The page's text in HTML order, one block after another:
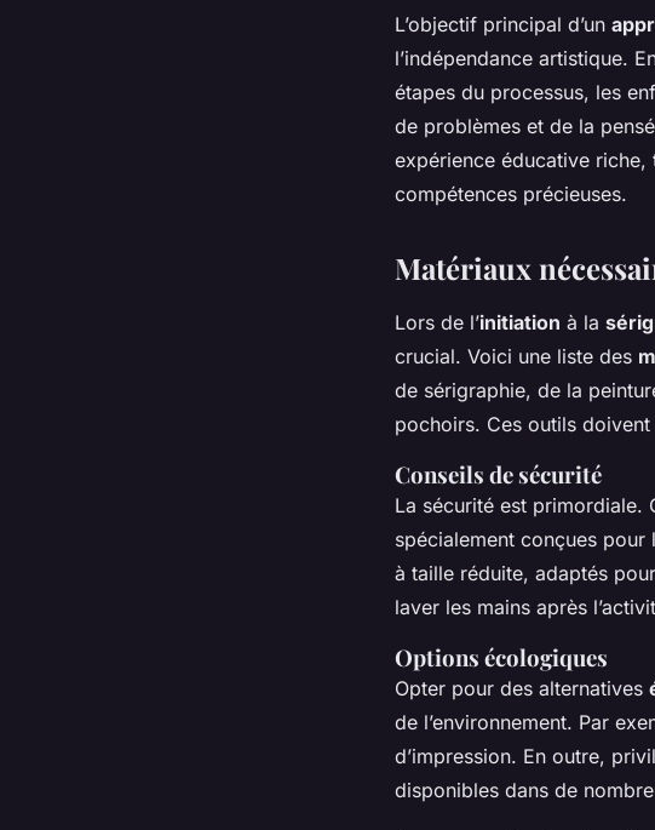
L’objectif principal d’un
l’indépendance artistique.
étapes du processus, les
de problèmes et de la
expérience éducative
compétences précieuses.
Matériaux
Lors de l’initiation à la
crucial. Voici une liste des
de sérigraphie, de la
pochoirs. Ces outils doivent
Conseils de sécurité
La sécurité est primordiale.
spécialement conçues
à taille réduite, adaptés
laver les mains après
Options écologiques
Opter pour des alternatives
de l’environnement. Par
d’impression. En outre,
disponibles dans de